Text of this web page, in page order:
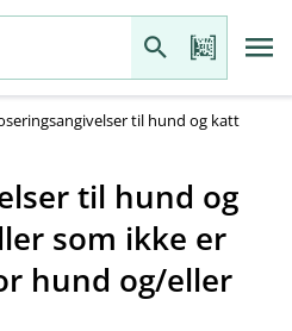
til hund og katt
til hund og
som ikke er
hund og​/​eller